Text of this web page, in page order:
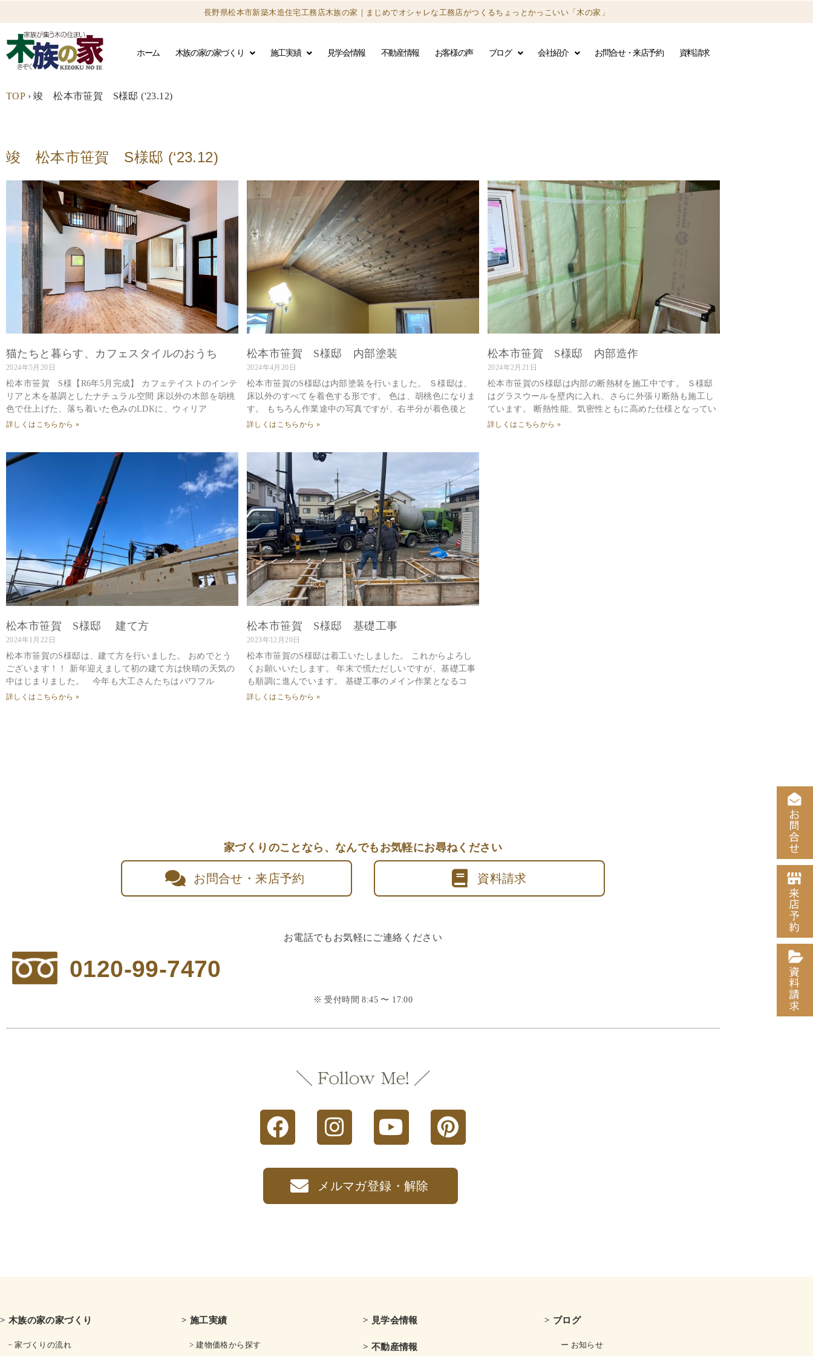
長野県松本市新築木造住宅工務店木族の家｜ まじめでオシャレな工務店がつくるちょっとかっこいい「木の家」
ホーム 木族の家の家づくり 施工実績 見学会情報 不動産情報 お客様の声 ブログ 会社紹介 お問合せ・来店予約 資料請求
TOP › 竣 松本市笹賀 S様邸 ('23.12)
竣 松本市笹賀 S様邸 (‘23.12)
猫たちと暮らす、カフェスタイルのおうち
2024年5月20日
松本市笹賀 S様【R6年5月完成】 カフェテイストのインテ
リアと木を基調としたナチュラル空間 床以外の木部を胡桃
色で仕上げた、落ち着いた色みのLDKに、ウィリア
詳しくはこちらから »
松本市笹賀 S様邸 内部塗装
2024年4月20日
松本市笹賀のS様邸は内部塗装を行いました。 Ｓ様邸は、
床以外のすべてを着色する形です。 色は、胡桃色になりま
す。 もちろん作業途中の写真ですが、右半分が着色後と
詳しくはこちらから »
松本市笹賀 S様邸 内部造作
2024年2月21日
松本市笹賀のS様邸は内部の断熱材を施工中です。 Ｓ様邸
はグラスウールを壁内に入れ、さらに外張り断熱も施工し
ています。 断熱性能、気密性ともに高めた仕様となってい
詳しくはこちらから »
松本市笹賀 S様邸 建て方
2024年1月22日
松本市笹賀のS様邸は、建て方を行いました。 おめでとう
ございます！！ 新年迎えまして初の建て方は快晴の天気の
中はじまりました。 今年も大工さんたちはパワフル
詳しくはこちらから »
松本市笹賀 S様邸 基礎工事
2023年12月20日
松本市笹賀のS様邸は着工いたしました。 これからよろし
くお願いいたします。 年末で慌ただしいですが、基礎工事
も順調に進んでいます。 基礎工事のメイン作業となるコ
詳しくはこちらから »
家づくりのことなら、 なんでもお気軽にお尋ねください
お問合せ・来店予約 資料請求
お電話でもお気軽にご連絡ください
0120-99-7470
※ 受付時間 8:45 〜 17:00
メルマガ登録・解除
> 木族の家の家づくり
− 家づくりの流れ
> 施工実績
> 建物価格から探す
> 見学会情報
> 不動産情報
> ブログ
ー お知らせ